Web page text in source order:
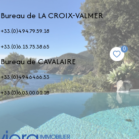
Bureau de LA CROIX-VALMER
+33.(0)4.94.79.59.18
+33.(0)6.15.75.38.65
Bureau de CAVALAIRE
+33.(0)4.94.64.66.53
+33.(0)6.03.00.02.28
0